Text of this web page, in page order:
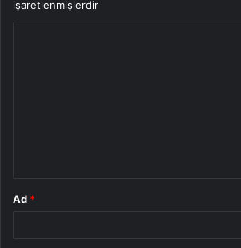
işaretlenmişlerdir
Ad *